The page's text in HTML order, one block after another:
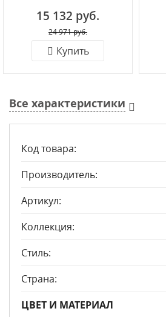
15 132 руб.
24 971 руб.
Купить
Все характеристики
Код товара:
Производитель:
Артикул:
Коллекция:
Стиль:
Страна:
ЦВЕТ И МАТЕРИАЛ